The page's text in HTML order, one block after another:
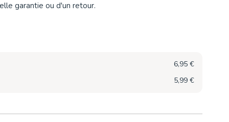
garantie ou d'un retour.
6,95 €
5,99 €